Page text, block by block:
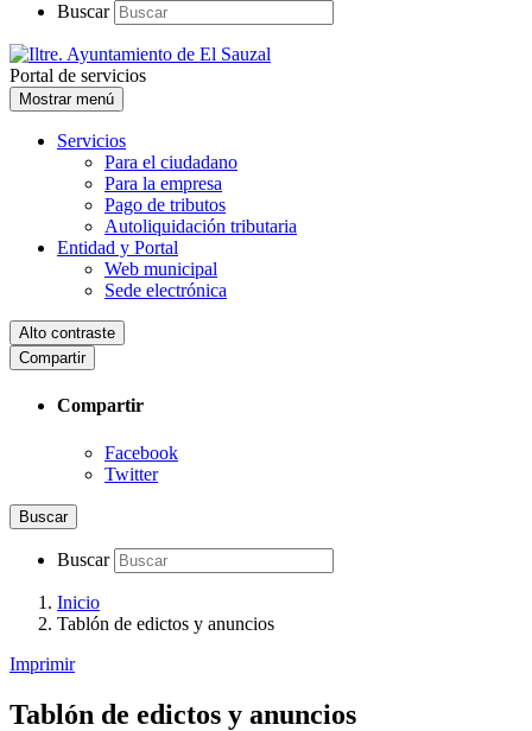
Buscar
Portal de servicios
Mostrar menú
Servicios
Para el ciudadano
Para la empresa
Pago de tributos
Autoliquidación tributaria
Entidad y Portal
Web municipal
Sede electrónica
Alto contraste
Compartir
Compartir
Facebook
Twitter
Buscar
Buscar
Inicio
Tablón de edictos y anuncios
Imprimir
Tablón de edictos y anuncios